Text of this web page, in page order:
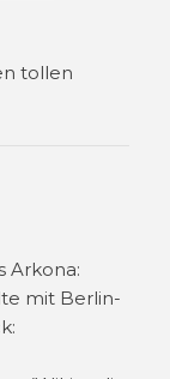
tollen
Arkona:
mit Berlin-